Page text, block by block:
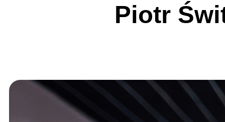
Informacje ogólne
Sprawozdania
Kadra
Aktualności
Galeria
Catering
Piotr